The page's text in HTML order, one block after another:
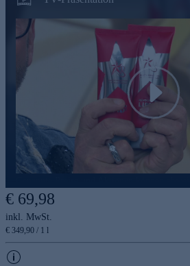
Play
€ 69,98
inkl. MwSt.
€ 349,90 / 1 l